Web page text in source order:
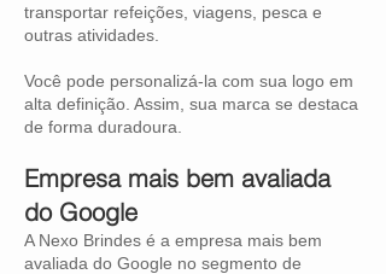
transportar refeições, viagens, pesca e
outras atividades.
Você pode personalizá-la com sua logo em
alta definição. Assim, sua marca se destaca
de forma duradoura.
Empresa mais bem avaliada
do Google
A Nexo Brindes é a empresa mais bem
avaliada do Google no segmento de